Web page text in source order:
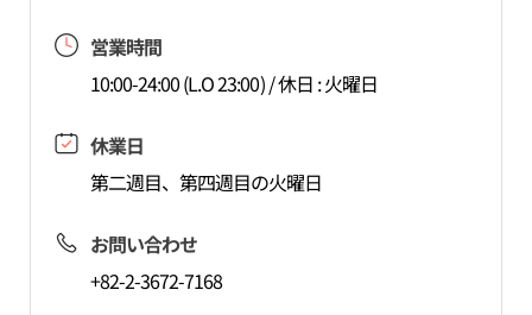
営業時間
10:00-24:00 (L.O 23:00) / 休日 : 火曜日
休業日
第二週目、第四週目の火曜日
お問い合わせ
+82-2-3672-7168